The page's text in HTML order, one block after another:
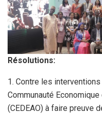
Résolutions:
1. Contre les
Communauté
(CEDEAO) à faire preuve